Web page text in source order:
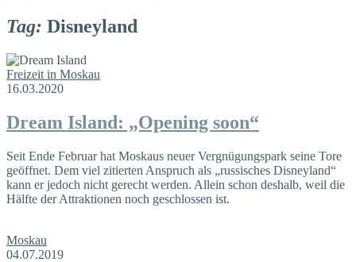
Tag: Disneyland
Freizeit in Moskau
16.03.2020
Dream Island: „Opening soon“
Seit Ende Februar hat Moskaus neuer Vergnügungspark seine Tore
geöffnet. Dem viel zitierten Anspruch als „russisches Disneyland“
kann er jedoch nicht gerecht werden. Allein schon deshalb, weil die
Hälfte der Attraktionen noch geschlossen ist.
Moskau
04.07.2019